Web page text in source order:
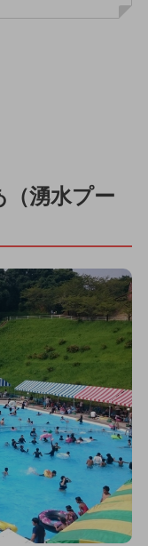
（湧水プー